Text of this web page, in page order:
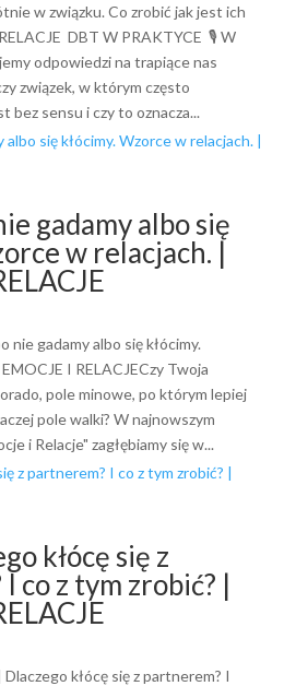
w związku. Co zrobić jak jest ich
DBT W PRAKTYCE 🎙️ W
odpowiedzi na trapiące nas
związek, w którym często
bez sensu i czy to oznacza...
gadamy albo się
w relacjach. |
nie gadamy albo się kłócimy.
I RELACJECzy Twoja
pole minowe, po którym lepiej
pole walki? W najnowszym
i Relacje" zagłębiamy się w...
kłócę się z
co z tym zrobić? |
kłócę się z partnerem? I